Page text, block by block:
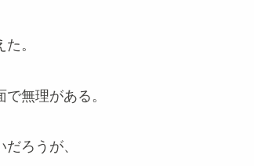
。
無理がある。
ろうが、